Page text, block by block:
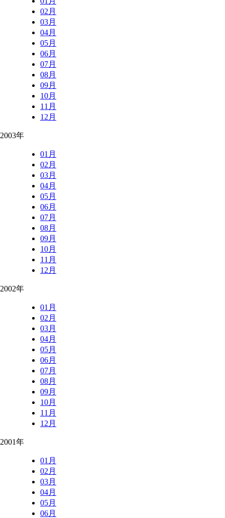
02月
03月
04月
05月
06月
07月
08月
09月
10月
11月
12月
2003年
01月
02月
03月
04月
05月
06月
07月
08月
09月
10月
11月
12月
2002年
01月
02月
03月
04月
05月
06月
07月
08月
09月
10月
11月
12月
2001年
01月
02月
03月
04月
05月
06月